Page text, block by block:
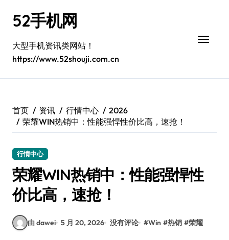
52手机网
大型手机资讯类网站！
https://www.52shouji.com.cn
首页 资讯 行情中心
2026
荣耀WIN热销中：性能强悍性价比高，速抢！
行情中心
荣耀WIN热销中：性能强悍性
价比高，速抢！
由 dawei 5 月 20, 2026 没有评论 #Win #热销 #荣耀